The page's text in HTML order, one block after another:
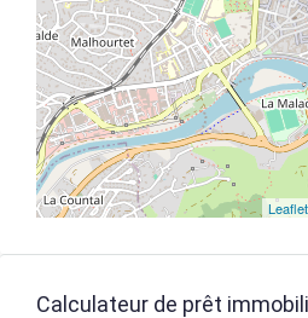
Leaflet
Calculateur de prêt